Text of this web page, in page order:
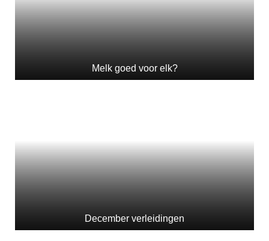
Melk goed voor elk?
December verleidingen